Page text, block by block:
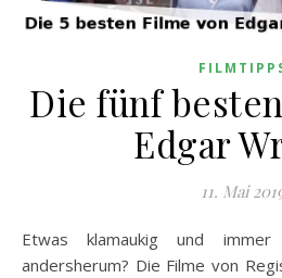
Die fünf
Edgar
11. Mai
Etwas klamaukig und immer brutal…oder war es
andersherum? Die Filme von